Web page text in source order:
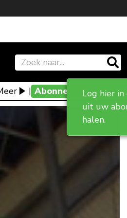
Log hier
uit uw
halen.
| Abonneevoordeel